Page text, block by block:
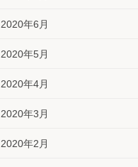
2020年6月
2020年5月
2020年4月
2020年3月
2020年2月